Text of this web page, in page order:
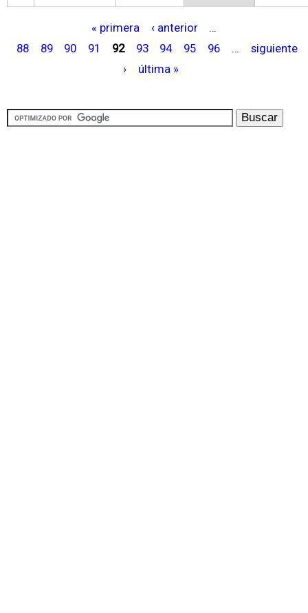
P
i
n
« primera ‹ anterior
…
88
89 90 91 92 93 94 95 96 …
siguiente
›
última »